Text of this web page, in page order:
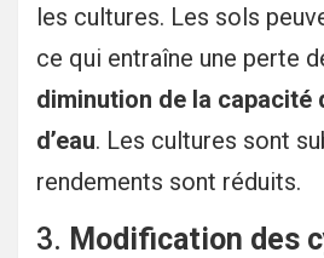
les cultures. Les sols
ce qui entraîne une perte
diminution de la capacité
d’eau. Les cultures sont
rendements sont réduits.
3. Modification des